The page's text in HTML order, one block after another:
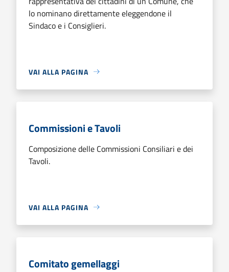
lo nominano direttamente eleggendone il
Sindaco e i Consiglieri.
VAI ALLA PAGINA
Commissioni e Tavoli
Composizione delle Commissioni Consiliari e dei
Tavoli.
VAI ALLA PAGINA
Comitato gemellaggi